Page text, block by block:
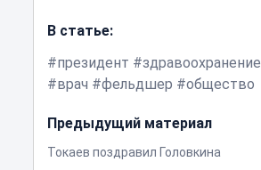
В статье:
президент
здравоохранение
врач
фельдшер общество
Предыдущий материал
Токаев поздравил Головкина